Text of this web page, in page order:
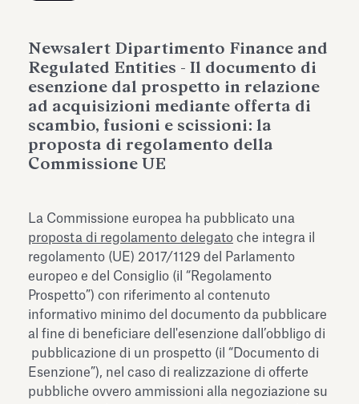
Newsalert Dipartimento Finance and
Regulated Entities - Il documento di
esenzione dal prospetto in relazione
ad acquisizioni mediante offerta di
scambio, fusioni e scissioni: la
proposta di regolamento della
Commissione UE
La Commissione europea ha pubblicato una
proposta di regolamento delegato che integra il
regolamento (UE) 2017/1129 del Parlamento
europeo e del Consiglio (il “Regolamento
Prospetto”) con riferimento al contenuto
informativo minimo del documento da pubblicare
al fine di beneficiare dell'esenzione dall’obbligo di
pubblicazione di un prospetto (il “Documento di
Esenzione”), nel caso di realizzazione di offerte
pubbliche ovvero ammissioni alla negoziazione su